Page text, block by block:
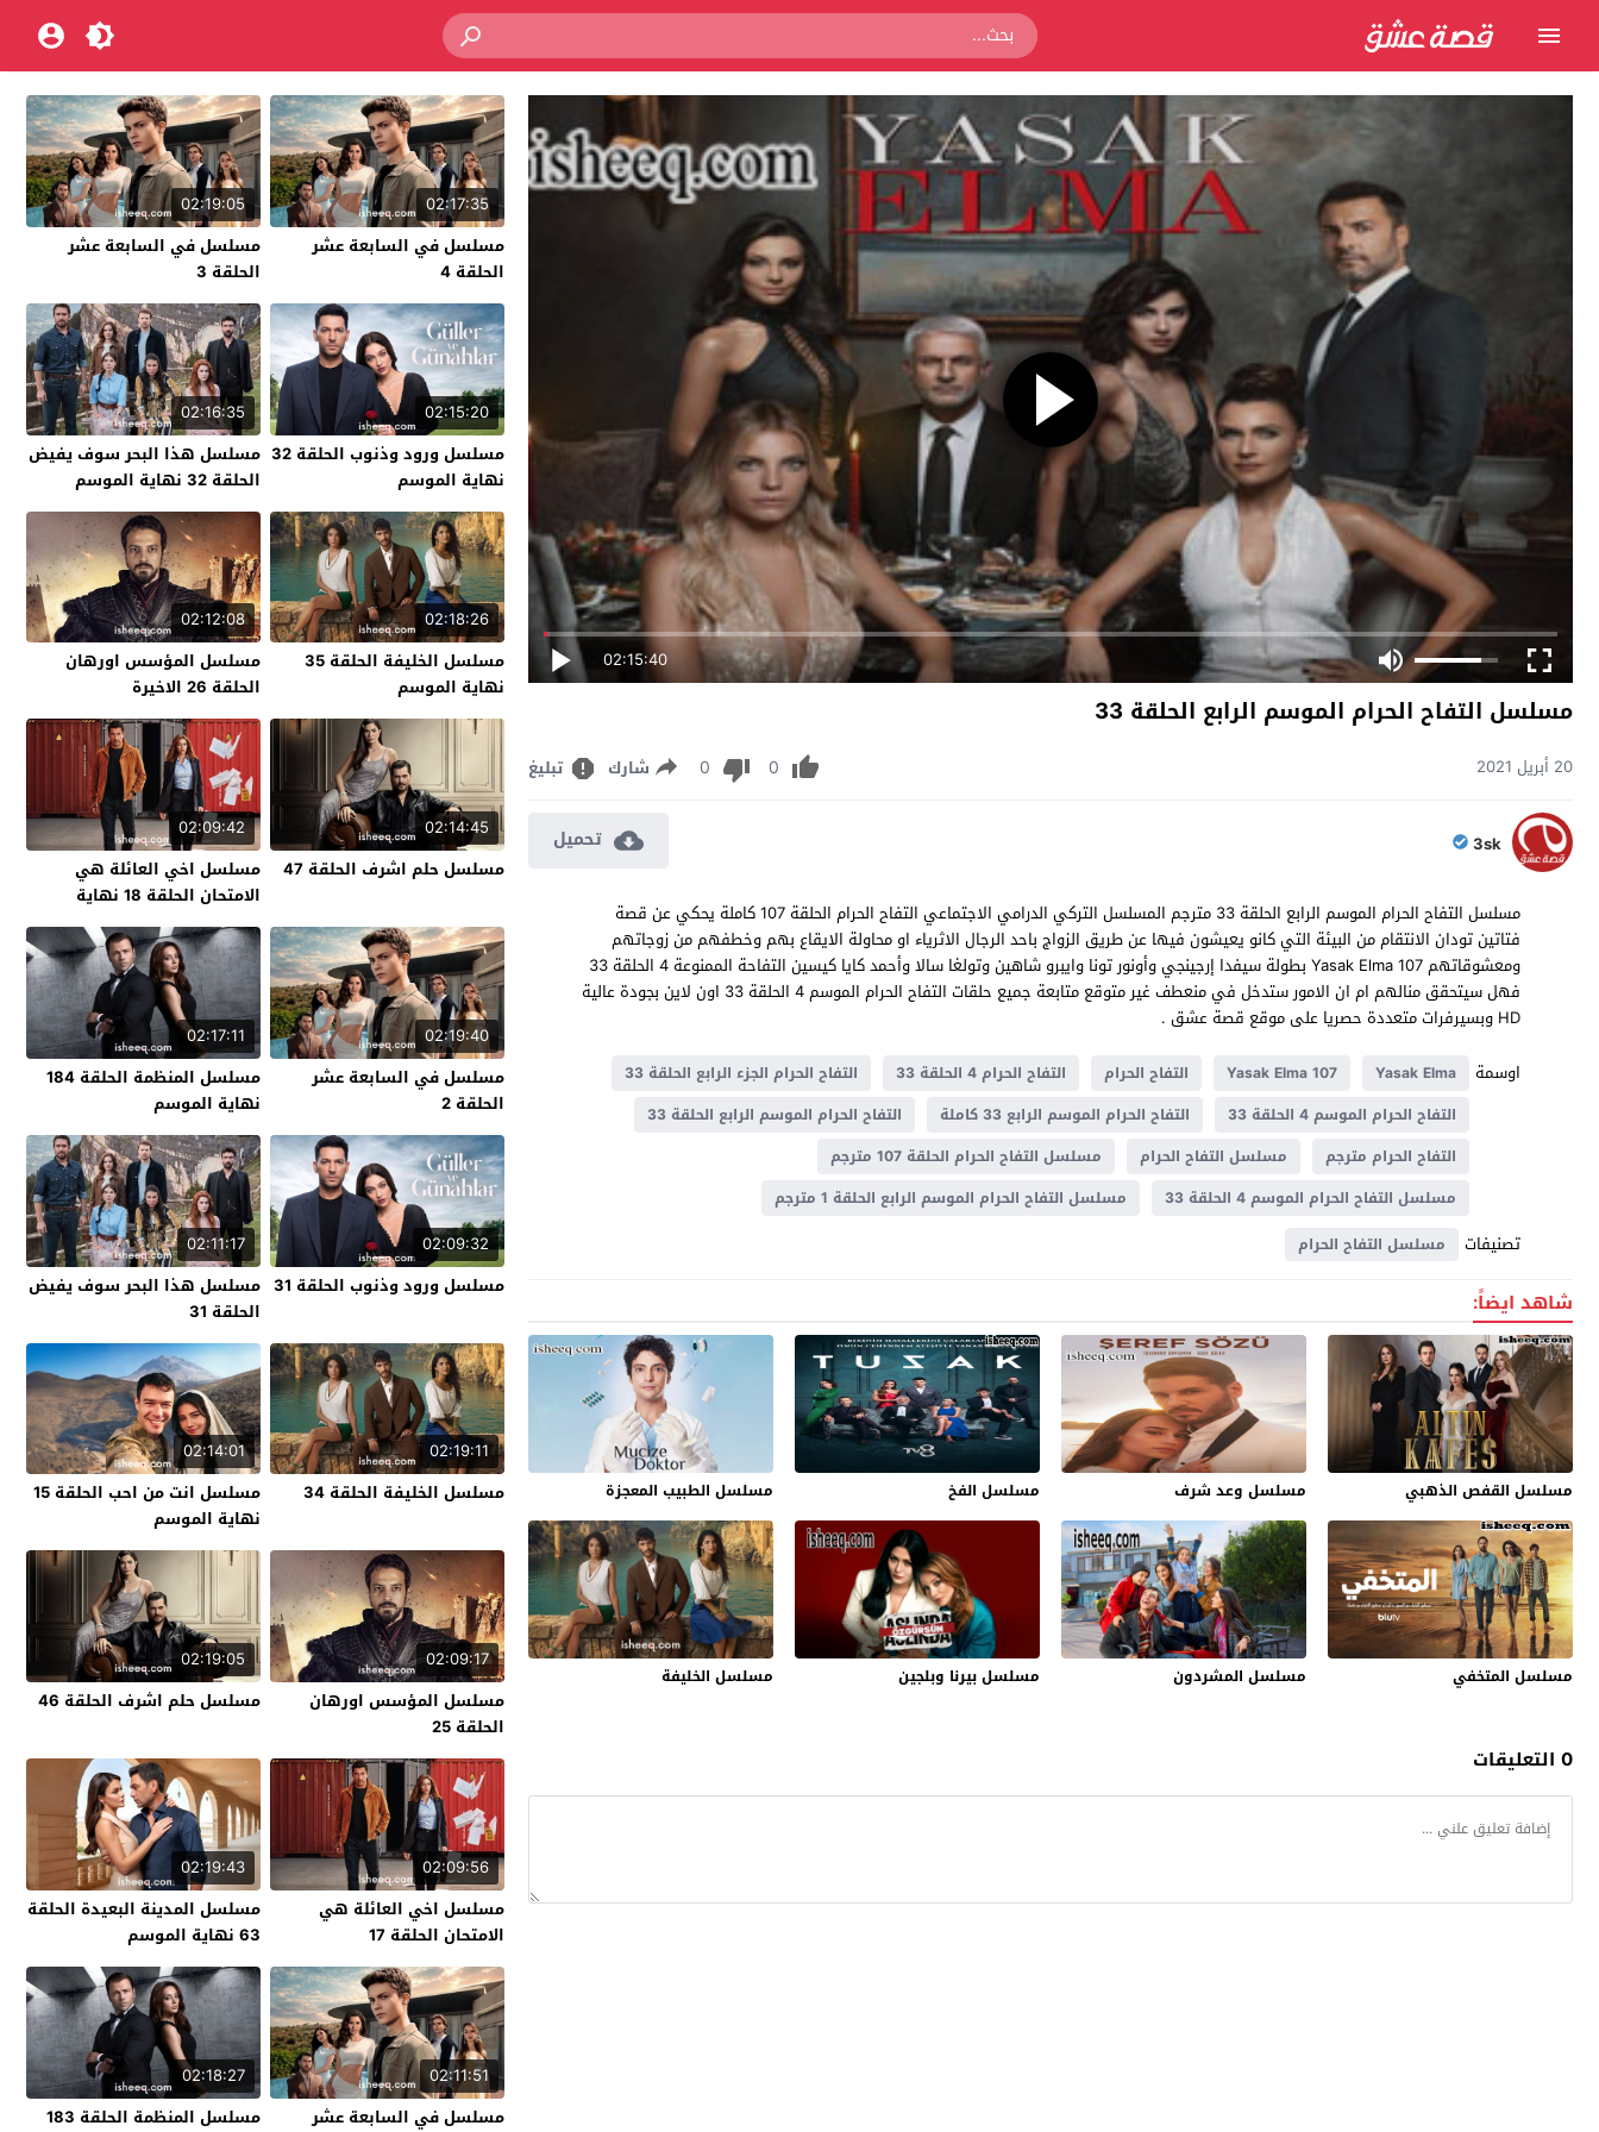
02:15:40
مسلسل التفاح الحرام الموسم الرابع الحلقة 33
20 أبريل 2021 0
0 شارك تبليغ
3sk تحميل
مسلسل التفاح الحرام الموسم الرابع الحلقة 33 مترجم المسلسل التركي الدرامي الاجتماعي التفاح الحرام الحلقة 107 كاملة يحكي عن قصة
فتاتين تودان الانتقام من البيئة التي كانو يعيشون فيها عن طريق الزواج باحد الرجال الاثرياء او محاولة الايقاع بهم وخطفهم من زوجاتهم
ومعشوقاتهم Yasak Elma 107 بطولة سيفدا إرجينجي وأونور تونا وايبرو شاهين وتولغا سالا وأحمد كايا كيسين التفاحة الممنوعة 4 الحلقة 33
فهل سيتحقق منالهم ام ان الامور ستدخل في منعطف غير متوقع متابعة جميع حلقات التفاح الحرام الموسم 4 الحلقة 33 اون لاين بجودة عالية
HD وبسيرفرات متعددة حصريا على موقع قصة عشق .
اوسمة
Yasak Elma
Yasak Elma 107 التفاح الحرام التفاح الحرام 4 الحلقة 33
التفاح الحرام الجزء الرابع الحلقة 33
التفاح الحرام الموسم 4 الحلقة 33
التفاح الحرام الموسم الرابع 33 كاملة
التفاح الحرام الموسم الرابع الحلقة 33
التفاح الحرام مترجم
مسلسل التفاح الحرام
مسلسل التفاح الحرام الحلقة 107 مترجم
مسلسل التفاح الحرام الموسم 4 الحلقة 33
مسلسل التفاح الحرام الموسم الرابع الحلقة 1 مترجم
تصنيفات مسلسل التفاح الحرام
شاهد ايضاً:
مسلسل القفص الذهبي مسلسل وعد شرف مسلسل الفخ مسلسل الطبيب المعجزة
مسلسل المتخفي مسلسل المشردون مسلسل بيرنا وبلجين مسلسل الخليفة
0 التعليقات
02:17:35
مسلسل في السابعة عشر
الحلقة 4
02:19:05
مسلسل في السابعة عشر
الحلقة 3
02:15:20
مسلسل ورود وذنوب الحلقة 32
نهاية الموسم
02:16:35
مسلسل هذا البحر سوف يفيض
الحلقة 32 نهاية الموسم
02:18:26
مسلسل الخليفة الحلقة 35
نهاية الموسم
02:12:08
مسلسل المؤسس اورهان
الحلقة 26 الاخيرة
02:14:45
مسلسل حلم اشرف الحلقة 47
02:09:42
مسلسل اخي العائلة هي
الامتحان الحلقة 18 نهاية
الموسم
02:19:40
مسلسل في السابعة عشر
الحلقة 2
02:17:11
مسلسل المنظمة الحلقة 184
نهاية الموسم
02:09:32
مسلسل ورود وذنوب الحلقة 31
02:11:17
مسلسل هذا البحر سوف يفيض
الحلقة 31
02:19:11
مسلسل الخليفة الحلقة 34
02:14:01
مسلسل انت من احب الحلقة 15
نهاية الموسم
02:09:17
مسلسل المؤسس اورهان
الحلقة 25
02:19:05
مسلسل حلم اشرف الحلقة 46
02:09:56
مسلسل اخي العائلة هي
الامتحان الحلقة 17
02:19:43
مسلسل المدينة البعيدة الحلقة
63 نهاية الموسم
02:11:51
مسلسل في السابعة عشر
02:18:27
مسلسل المنظمة الحلقة 183